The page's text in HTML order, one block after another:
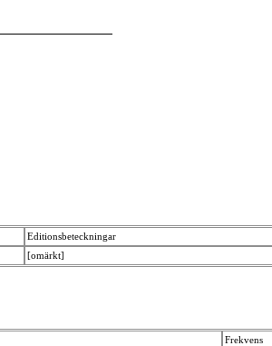
Editionsbeteckningar
[omärkt]
Frekvens